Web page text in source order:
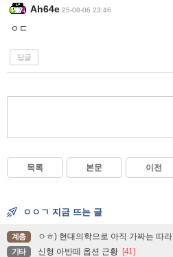
Ah64e 25-08-06 23:46
ㅇㄷ
답글
목록 본문 이전
ㅇㅇㄱ 지금 뜨는 글
계층 ㅇㅎ) 현대의학으로 아직 가짜는 따
기타 신형 아반떼 옵션 근황 [41]